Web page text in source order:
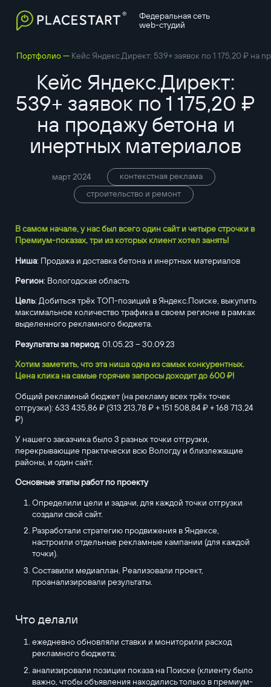
Федеральная сеть
web-студий
Портфолио— Кейс Яндекс.Директ: 539+ заявок по 1 175,20 ₽ на
Кейс Яндекс.Директ:
539+ заявок по 1 175,20 ₽
на продажу бетона и
инертных материалов
март 2024
контекстная реклама
строительство и ремонт
В самом начале, у нас был всего один сайт и четыре строчки в
Премиум-показах, три из которых клиент хотел занять!
Ниша: Продажа и доставка бетона и инертных материалов
Регион: Вологодская область
Цель: Добиться трёх ТОП-позиций в Яндекс.Поиске, выкупить
максимальное количество трафика в своем регионе в рамках
выделенного рекламного бюджета.
Результаты за период: 01.05.23 – 30.09.23
Хотим заметить, что эта ниша одна из самых конкурентных.
Цена клика на самые горячие запросы доходит до 600 ₽!
Общий рекламный бюджет (на рекламу всех трёх точек
отгрузки): 633 435,86 ₽ (313 213,78 ₽ + 151 508,84 ₽ + 168 713,24
₽)
У нашего заказчика было 3 разных точки отгрузки,
перекрывающие практически всю Вологду и близлежащие
районы, и один сайт.
Основные этапы работ по проекту
Определили цели и задачи, для каждой точки отгрузки
создали свой сайт.
Разработали стратегию продвижения в Яндексе,
настроили отдельные рекламные кампании (для каждой
точки).
Составили медиаплан. Реализовали проект,
проанализировали результаты.
Что делали
ежедневно обновляли ставки и мониторили расход
рекламного бюджета;
анализировали позиции показа на Поиске (клиенту было
важно, чтобы объявления находились только в премиум-